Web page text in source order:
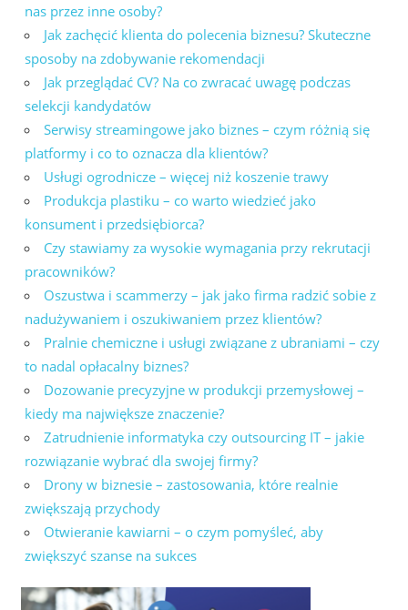
nas przez inne osoby?
Jak zachęcić klienta do polecenia biznesu? Skuteczne
sposoby na zdobywanie rekomendacji
Jak przeglądać CV? Na co zwracać uwagę podczas
selekcji kandydatów
Serwisy streamingowe jako biznes – czym różnią się
platformy i co to oznacza dla klientów?
Usługi ogrodnicze – więcej niż koszenie trawy
Produkcja plastiku – co warto wiedzieć jako
konsument i przedsiębiorca?
Czy stawiamy za wysokie wymagania przy rekrutacji
pracowników?
Oszustwa i scammerzy – jak jako firma radzić sobie z
nadużywaniem i oszukiwaniem przez klientów?
Pralnie chemiczne i usługi związane z ubraniami – czy
to nadal opłacalny biznes?
Dozowanie precyzyjne w produkcji przemysłowej –
kiedy ma największe znaczenie?
Zatrudnienie informatyka czy outsourcing IT – jakie
rozwiązanie wybrać dla swojej firmy?
Drony w biznesie – zastosowania, które realnie
zwiększają przychody
Otwieranie kawiarni – o czym pomyśleć, aby
zwiększyć szanse na sukces